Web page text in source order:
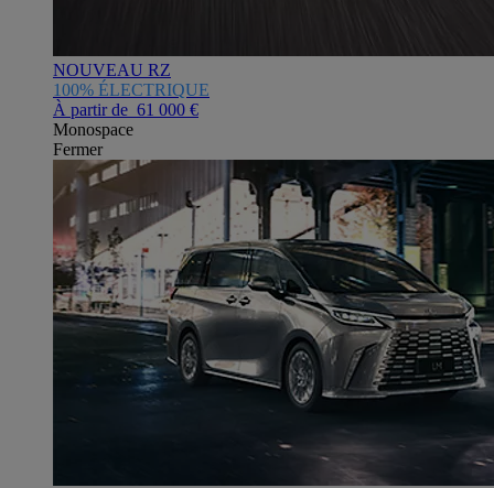
NOUVEAU RZ
100% ÉLECTRIQUE
À partir de 61 000 €
Monospace
Fermer